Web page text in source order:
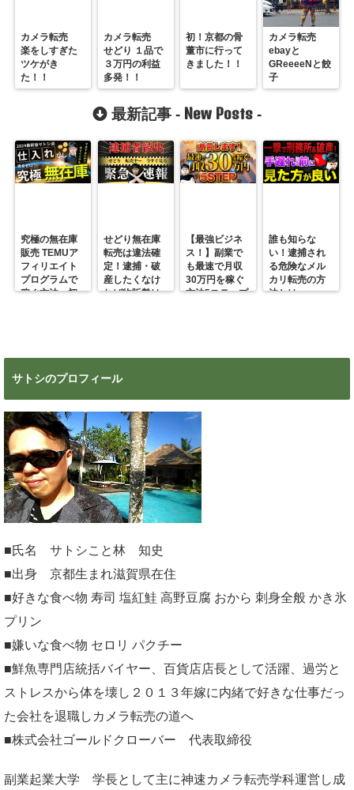
カメラ転売
楽をしすぎた
ツケがき
た！！
カメラ転売
せどり １品で
３万円の利益
多発！！
初！京都の骨
董市に行って
きました！！
カメラ転売
ebayと
GReeeeNと餃
子
最新記事 - New Posts -
究極の無在庫
販売 TEMUア
フィリエイト
プログラムで
稼ぐ方法 初
せどり無在庫
転売は違法確
定！逮捕・破
産したくなけ
れば物販勢は
【最強ビジネ
ス！】副業で
も最速で月収
30万円を稼ぐ
方法5ステップ
誰も知らな
い！逮捕され
る危険なメル
カリ転売の方
法とは
サトシのプロフィール
■氏名 サトシこと林 知史
■出身 京都生まれ滋賀県在住
■好きな食べ物 寿司 塩紅鮭 高野豆腐 おから 刺身全般 かき氷
プリン
■嫌いな食べ物 セロリ パクチー
■鮮魚専門店統括バイヤー、百貨店店長として活躍、過労と
ストレスから体を壊し２０１３年嫁に内緒で好きな仕事だっ
た会社を退職しカメラ転売の道へ
■株式会社ゴールドクローバー 代表取締役
副業起業大学 学長として主に神速カメラ転売学科運営し成